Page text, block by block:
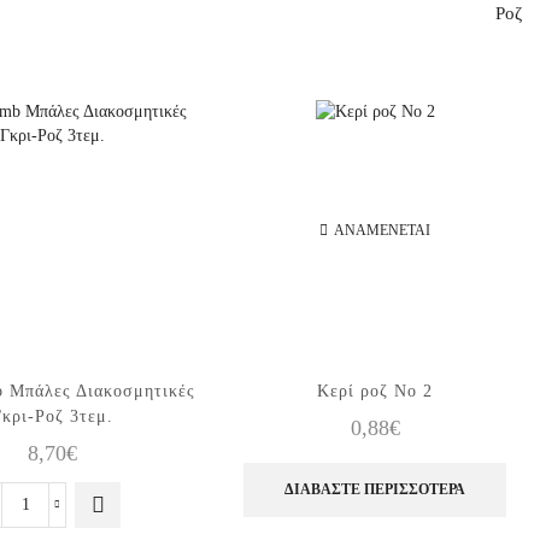
Ροζ
Μπάλες Διακοσμητικές
Ροζ 3τεμ.
8,70€
Honeycomb
ΑΝΑΜΈΝΕΤΑΙ
Κερί ροζ Νο 2
0,88€
ΔΙΑΒΆΣΤΕ ΠΕΡΙΣΣΌΤΕΡΑ